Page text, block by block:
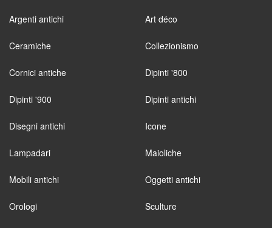
Argenti antichi Art déco
Ceramiche Collezionismo
Cornici antiche Dipinti '800
Dipinti '900 Dipinti antichi
Disegni antichi Icone
Lampadari Maioliche
Mobili antichi Oggetti antichi
Orologi Sculture